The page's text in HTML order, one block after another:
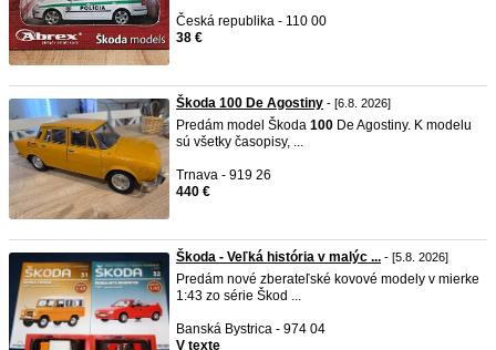
Česká republika - 110 00
38 €
Škoda 100 De Agostiny - [6.8. 2026]
Predám model Škoda 100 De Agostiny. K modelu
sú všetky časopisy, ...
Trnava - 919 26
440 €
Škoda - Veľká história v malýc ... - [5.8. 2026]
Predám nové zberateľské kovové modely v mierke
1:43 zo série Škod ...
Banská Bystrica - 974 04
V texte